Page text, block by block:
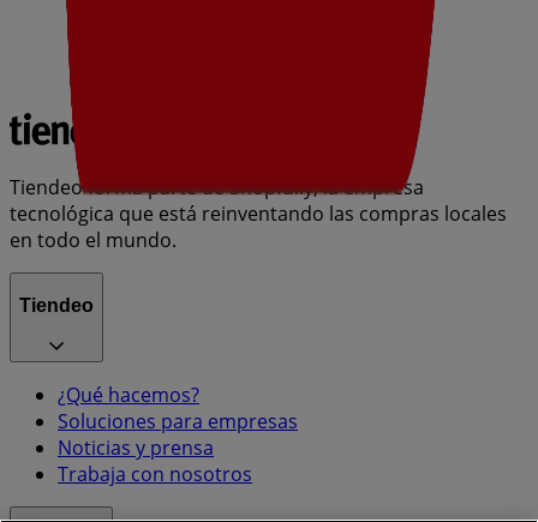
Tiendeo forma parte de Shopfully, la empresa
tecnológica que está reinventando las compras locales
en todo el mundo.
Tiendeo
¿Qué hacemos?
Soluciones para empresas
Noticias y prensa
Trabaja con nosotros